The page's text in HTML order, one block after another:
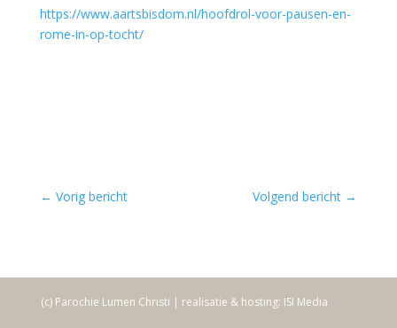
https://www.aartsbisdom.nl/hoofdrol-voor-pausen-en-
rome-in-op-tocht/
← Vorig bericht Volgend bericht →
(c) Parochie Lumen Christi | realisatie & hosting: ISI Media